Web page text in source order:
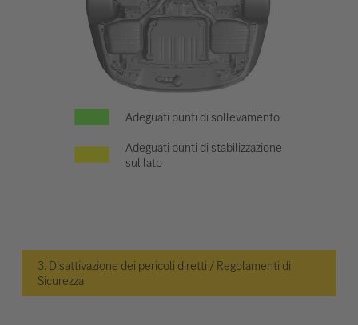
Adeguati punti di sollevamento
Adeguati punti di stabilizzazione
sul lato
3. Disattivazione dei pericoli diretti / Regolamenti di
Sicurezza